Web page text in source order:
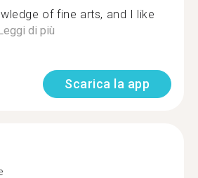
of fine arts, and I like
di più
Scarica la app